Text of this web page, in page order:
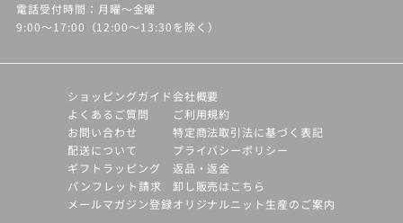
電話受付時間：月曜～金曜
9:00～17:00（12:00～13:30を除く）
ショッピングガイド
よくあるご質問
お問い合わせ
配送について
ギフトラッピング
パンフレット請求
メールマガジン登録
会社概要
ご利用規約
特定商法取引法に基づく表記
プライバシーポリシー
返品・返金
卸し販売はこちら
オリジナルニット生産のご案内